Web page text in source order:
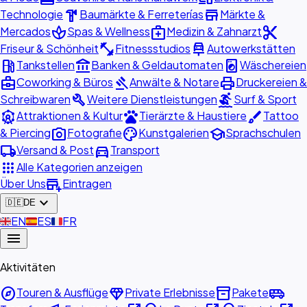
Technologie hardware Baumärkte & FerreteríasstoreMärkte &
MercadosspaSpas & Wellnessmedical_servicesMedizin & Zahnarztcontent_cut
Friseur & Schönheitfitness_centerFitnessstudios car_repairAutowerkstätten
local_gas_stationTankstellenaccount_balanceBanken & Geldautomaten local_laundry_serviceWäschereien
business_centerCoworking & Büros gavelAnwälte & NotareprintDruckereien &
SchreibwarenbuildWeitere DienstleistungensurfingSurf & Sport
attractionsAttraktionen & KulturpetsTierärzte & HaustierebrushTattoo
& Piercingphoto_cameraFotografiepaletteKunstgalerienschoolSprachschulen
local_shippingVersand & Postdirections_carTransport
appsAlle Kategorien anzeigen
Über Unsadd_businessEintragen
🇩🇪DE expand_more
🇬🇧EN🇪🇸ES🇫🇷FR
menu
Aktivitäten
exploreTouren & AusflügediamondPrivate Erlebnisseinventory_2Paketeairport_shuttle